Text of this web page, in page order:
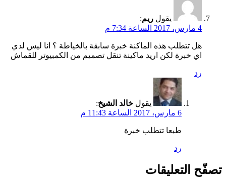
يقول ريم:
4 مارس، 2017 الساعة 7:34 م
هل تتطلب هذه الماكنة خبرة سابقة بالخياطة ؟ انا ليس لدي
اي خبرة لكن اريد ماكينة تنقل تصميم من الكمبيوتر للقماش
رد
يقول خالد الشيخ:
6 مارس، 2017 الساعة 11:43 م
طبعا تتطلب خبرة
رد
تصفّح التعليقات